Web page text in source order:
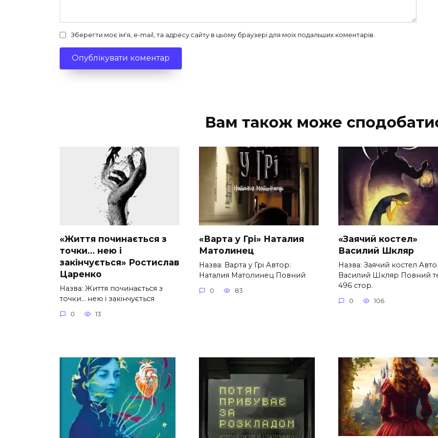
Зберегти моє ім'я, e-mail, та адресу сайту в цьому браузері для моїх подальших коментарів.
Вам також може
«Життя починається з
точки… нею і
закінчується» Ростислав
Царенко
Назва: Життя починається з
точки… нею і закінчується
0 13
«Варта у Грі» Наталия
Матолинец
Назва: Варта у Грі Автор:
Наталия Матолинец Повний
0 83
«Заячий костел»
Василий Шкляр
Назва: Заячий костел
Василий Шкляр Повний
496 стор.
0 106